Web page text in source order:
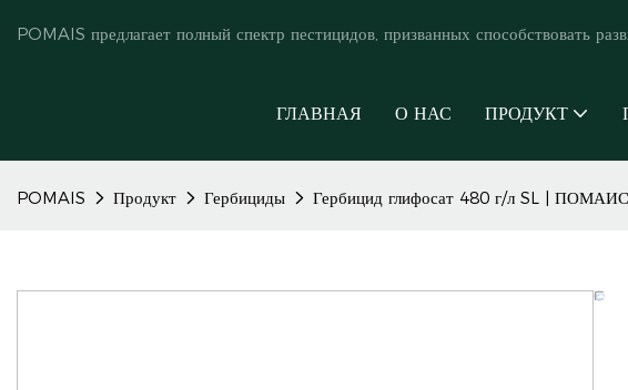
POMAIS предлагает полный спектр пестицидов, призванных способствовать
ГЛАВНАЯ О НАС ПРОДУКТ
POMAIS Продукт Гербициды Гербицид глифосат 480 г/л SL | ПОМАИС